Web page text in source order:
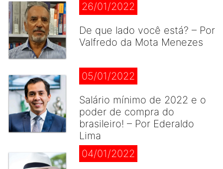
26/01/2022
De que lado você está? – Por
Valfredo da Mota Menezes
05/01/2022
Salário mínimo de 2022 e o
poder de compra do
brasileiro! – Por Ederaldo
Lima
04/01/2022